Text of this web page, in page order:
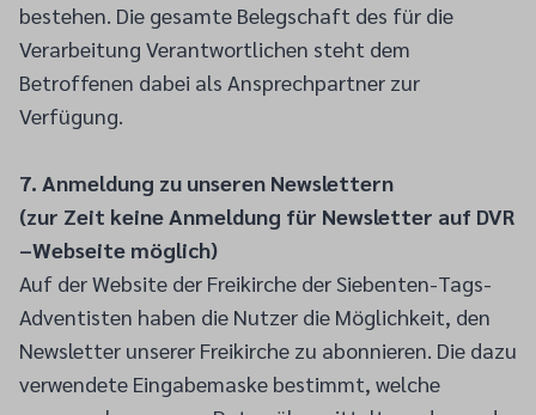
bestehen. Die gesamte Belegschaft des für die
Verarbeitung Verantwortlichen steht dem
Betroffenen dabei als Ansprechpartner zur
Verfügung.
7. Anmeldung zu unseren Newslettern
(zur Zeit keine Anmeldung für Newsletter auf DVR
–Webseite möglich)
Auf der Website der Freikirche der Siebenten-Tags-
Adventisten haben die Nutzer die Möglichkeit, den
Newsletter unserer Freikirche zu abonnieren. Die dazu
verwendete Eingabemaske bestimmt, welche